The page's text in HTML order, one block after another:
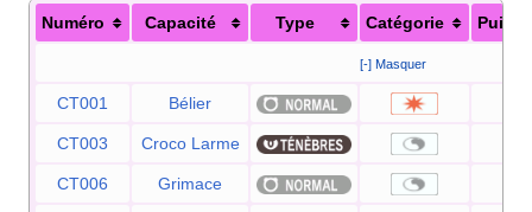
Numéro Capacité Type Catégorie
[-] Masquer
CT001 Bélier
CT003 Croco Larme
CT006 Grimace